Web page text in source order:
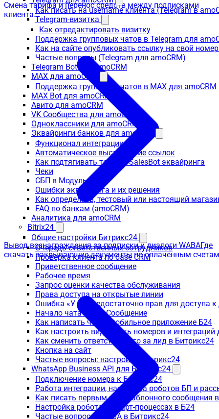
Как писать на username клиента (Telegram в
Telegram-визитка
Как отредактировать визитку
Поддержка групповых чатов в Telegram для
Как на сайте опубликовать ссылку на свой
Частые вопросы (Telegram для amoCRM)
Telegram Bot для amoCRM
MAX для amoCRM
Поддержка групповых чатов в MAX для amoCRM
MAX Bot для amoCRM
Авито для amoCRM
VK Сообщества для amoCRM
Одноклассники для amoCRM
Эквайринги банков для amoCRM
Функционал интеграции
Автоматическое выставление ссылок
Как подтягивать товар в SalesBot эквайринга
Чеки
СБП в Модульбанке
Ошибки эквайринга и их решения
Как определить, тестовый или настоящий
FAQ по банкам (amoCRM)
Аналитика для amoCRM
Bitrix24
Общие настройки Битрикс24
Очередь ответственных сотрудников
Проверка клиента по базе CRM
Приветственное сообщение
Рабочее время
Запрос оценки качества обслуживания
Права доступа на открытые линии
Ошибка «У вас недостаточно прав для доступа
Начало чата через Сообщение
Как написать через мобильное приложение Б24
Как настроить видимость номеров и
Как сменить ответственного за лид в Битрикс24
Кнопка на сайт
Частые вопросы: настройки Битрикс24
WhatsApp Business API для Битрикс24
Подключение номера к Битрикс24
Работа интеграции, настройка роботов БП и
Как писать первым не с шаблонного сообщения
Настройка робота в смарт-процессах в Б24
Частые вопросы: WABA в Битрикс24
Смена тарифа и перенос средств между подписками
клиента.
Вывод вознаграждения за подписки и диалоги WABAГде
скачать закрывающие документы по оплаченным счетам